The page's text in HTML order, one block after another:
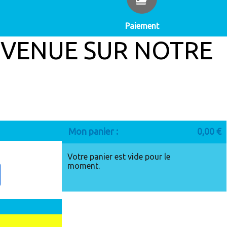
Paiement
NOTRE
Mon panier : 0,00 €
Votre panier est vide pour le
moment.